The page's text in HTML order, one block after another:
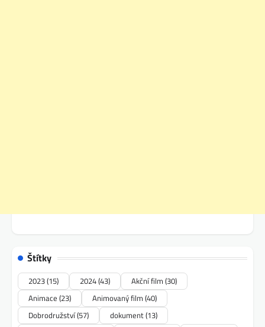
Štítky
2023(15) 2024(43) Akční film (30)
Animace (23) Animovaný film (40)
Dobrodružství(57) dokument(13)